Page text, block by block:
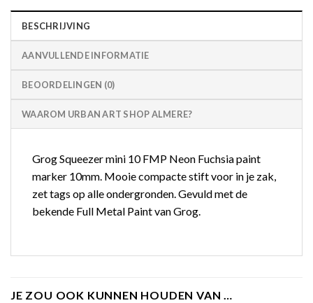
BESCHRIJVING
AANVULLENDE INFORMATIE
BEOORDELINGEN (0)
WAAROM URBAN ART SHOP ALMERE?
Grog Squeezer mini 10 FMP Neon Fuchsia paint
marker 10mm. Mooie compacte stift voor in je zak,
zet tags op alle ondergronden. Gevuld met de
bekende Full Metal Paint van Grog.
JE ZOU OOK KUNNEN HOUDEN VAN …